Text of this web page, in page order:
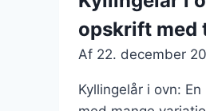
og
timian
opskrift med
Af 22. december
Kyllingelår i ovn: